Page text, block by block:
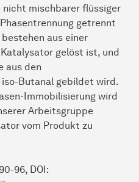
nicht mischbarer flüssiger
getrennt
aus einer
gelöst ist, und
aus den
Butanal gebildet wird.
Immobilisierung wird
Arbeitsgruppe
vom Produkt zu
96, DOI: